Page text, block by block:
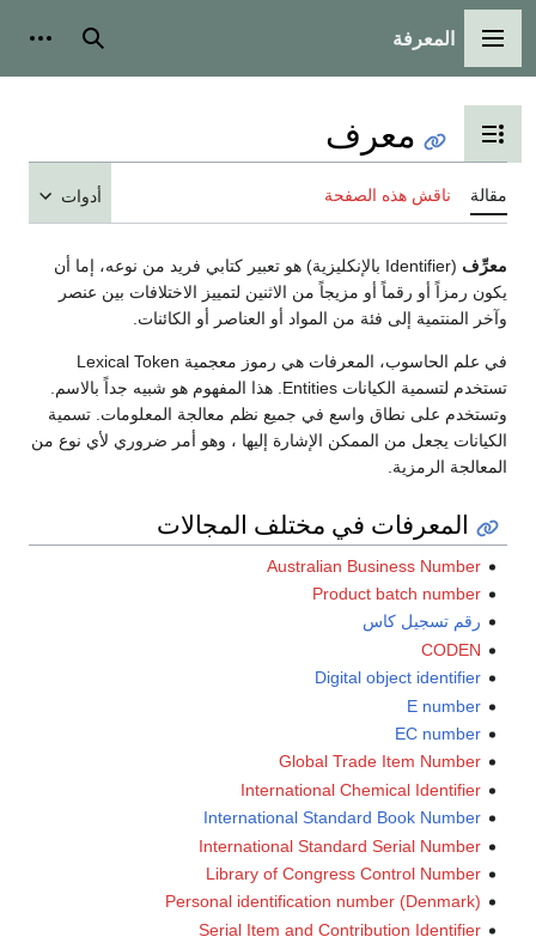
القائمة الرئيسية
المعرفة بحث
تبديل عرض جدول المحتويات
معرف
مقالة ناقش هذه الصفحة أدوات
معرِّف
(Identifier بالإنكليزية) هو تعبير كتابي فريد من نوعه، إما أن
يكون رمزاً أو رقماً أو مزيجاً من الاثنين لتمييز الاختلافات بين عنصر
وآخر المنتمية إلى فئة من المواد أو العناصر أو الكائنات.
في علم الحاسوب، المعرفات هي رموز معجمية Lexical Token
تستخدم لتسمية الكيانات Entities. هذا المفهوم هو شبيه جداً بالاسم.
وتستخدم على نطاق واسع في جميع نظم معالجة المعلومات. تسمية
الكيانات يجعل من الممكن الإشارة إليها ، وهو أمر ضروري لأي نوع من
المعالجة الرمزية.
المعرفات في مختلف المجالات
Australian Business Number
Product batch number
رقم تسجيل كاس
CODEN
Digital object identifier
E number
EC number
Global Trade Item Number
International Chemical Identifier
International Standard Book Number
International Standard Serial Number
Library of Congress Control Number
Personal identification number (Denmark)
Serial Item and Contribution Identifier